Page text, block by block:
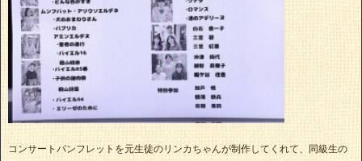
コンサートパンフレットを元生徒のリンカちゃんが制作してくれて、同級生の